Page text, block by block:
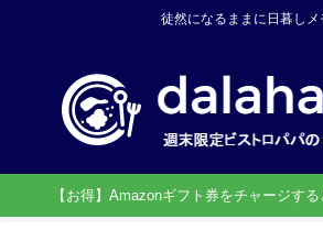
徒然になるままに日暮しメ
【お得】Amazonギフト券をチャージす